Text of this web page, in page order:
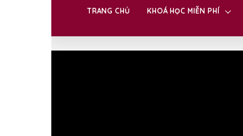
TRANG CHỦ KHOÁ HỌC MIỄN PHÍ